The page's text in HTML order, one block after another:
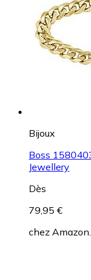
Bijoux
Boss
Jewellery
Dès
79,95 €
chez